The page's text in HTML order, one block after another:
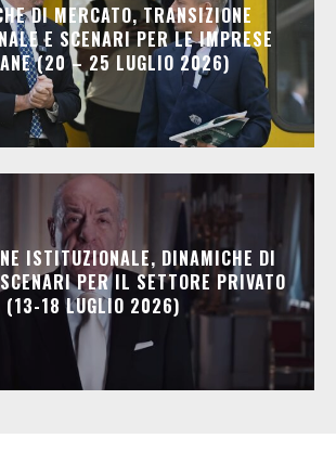
DI MERCATO, TRANSIZIONE
E SCENARI PER LE IMPRESE
(20 – 25 LUGLIO 2026)
ISTITUZIONALE, DINAMICHE DI
PER IL SETTORE PRIVATO
(13-18 LUGLIO 2026)